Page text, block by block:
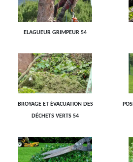
ELAGUEUR GRIMPEUR 54
BROYAGE ET ÉVACUATION DES
DÉCHETS VERTS 54